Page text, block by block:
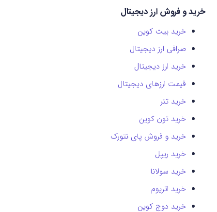
خرید و فروش ارز دیجیتال
خرید بیت کوین
صرافی ارز دیجیتال
خرید ارز دیجیتال
قیمت ارزهای دیجیتال
خرید تتر
خرید تون کوین
خرید و فروش پای نتورک
خرید ریپل
خرید سولانا
خرید اتریوم
خرید دوج کوین